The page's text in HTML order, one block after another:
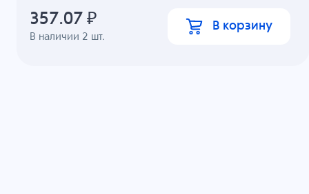
В наличии 2 шт.
357.07 ₽ В корзину